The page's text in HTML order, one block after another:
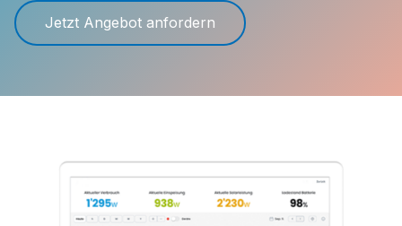
Jetzt Angebot anfordern